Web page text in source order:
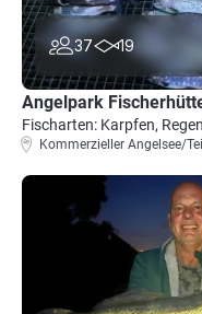
37 19
Angelpark
Fischarten: Karpfen,
Kommerzieller Angelsee/